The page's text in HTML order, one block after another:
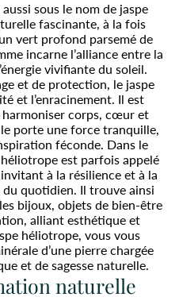
sous le nom de jaspe
fascinante, à la fois
vert profond parsemé de
incarne l’alliance entre la
vivifiante du soleil.
et de protection, le jaspe
et l’enracinement. Il est
harmoniser corps, cœur et
porte une force tranquille,
féconde. Dans le
est parfois appelé
à la résilience et à la
du quotidien. Il trouve ainsi
bijoux, objets de bien-être
alliant esthétique et
héliotrope, vous vous
d’une pierre chargée
et de sagesse naturelle.
naturelle